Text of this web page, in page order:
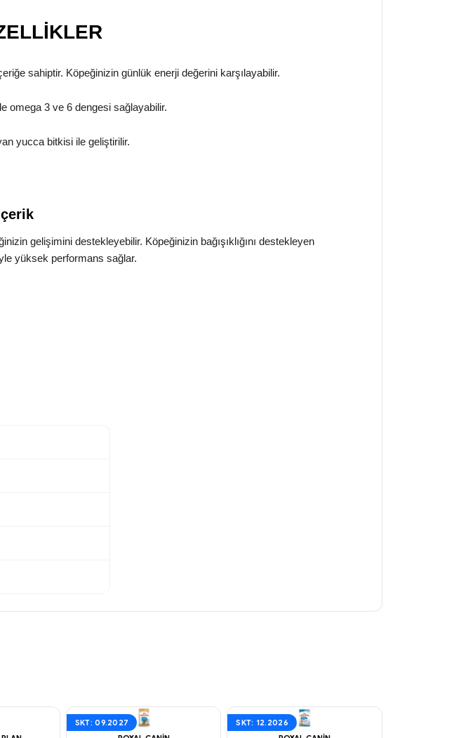
sahiptir. Köpeğinizin günlük enerji değerini karşılayabilir.
omega 3 ve 6 dengesi sağlayabilir.
yucca bitkisi ile geliştirilir.
gelişimini destekleyebilir. Köpeğinizin bağışıklığını destekleyen
yüksek performans sağlar.
SKT: 09.2027
SKT: 12.2026